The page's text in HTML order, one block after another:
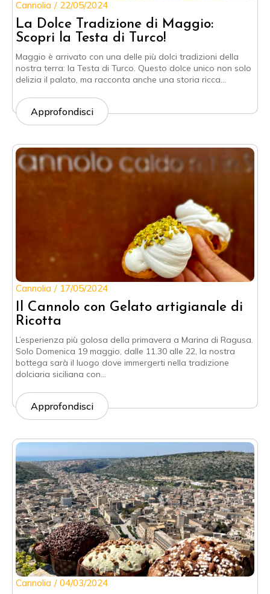
La Dolce Tradizione di Maggio:
Scopri la Testa di Turco!
Cannolia 22/05/2024
Maggio è arrivato con una delle più dolci tradizioni della
nostra terra: la Testa di Turco. Questo dolce unico non solo
delizia il palato, ma racconta anche una storia ricca…
Approfondisci
Il Cannolo con Gelato artigianale di
Ricotta
Cannolia 17/05/2024
L’esperienza più golosa della primavera a Marina di Ragusa.
Solo Domenica 19 maggio, dalle 11.30 alle 22, la nostra
bottega sarà il luogo dove immergerti nella tradizione
dolciaria siciliana con…
Approfondisci
Cannolia 04/03/2024